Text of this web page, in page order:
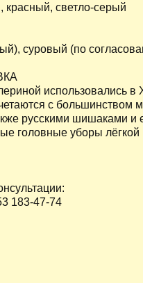
красный, светло-серый
суровый (по
использовались в
с большинством
русскими шишаками
головные уборы лёгкой
183-47-74